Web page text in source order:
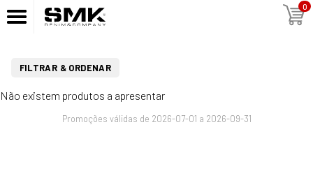
0
FILTRAR & ORDENAR
Não existem produtos a apresentar
Promoções válidas de 2026-07-01 a 2026-09-31